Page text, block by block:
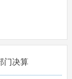
门决算